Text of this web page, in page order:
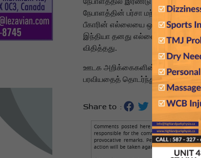
நேபாளத்தின் பர்சா மற்றும் தனுஷா
பீகாரின் எல்லையை ஒட்டியுள்ள ஒரு
இந்தியா தனது எல்லைகளை
விதித்தது.
ஊடக அறிக்கைகளின்படி,
பரவியதைத் தொடர்ந்து
Share to :
Comments posted here are from readers
responsible for the comments.
provocative remarks. Personal abuse is
action will be taken against such expression